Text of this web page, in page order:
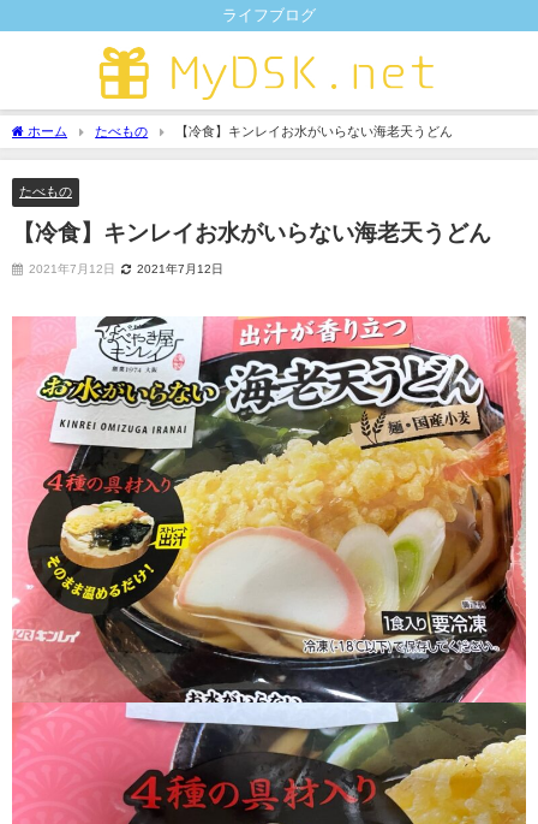
ライフブログ
ホーム たべもの 【冷食】キンレイお水がいらない海老天うどん
たべもの
【冷食】キンレイお水がいらない海老天うどん
2021年7月12日 2021年7月12日